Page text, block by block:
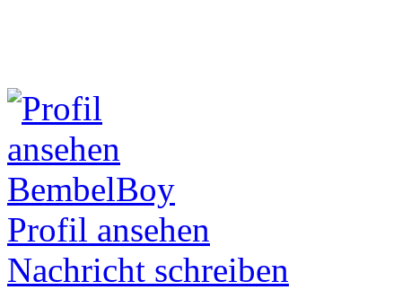
BembelBoy
Profil ansehen
Nachricht schreiben